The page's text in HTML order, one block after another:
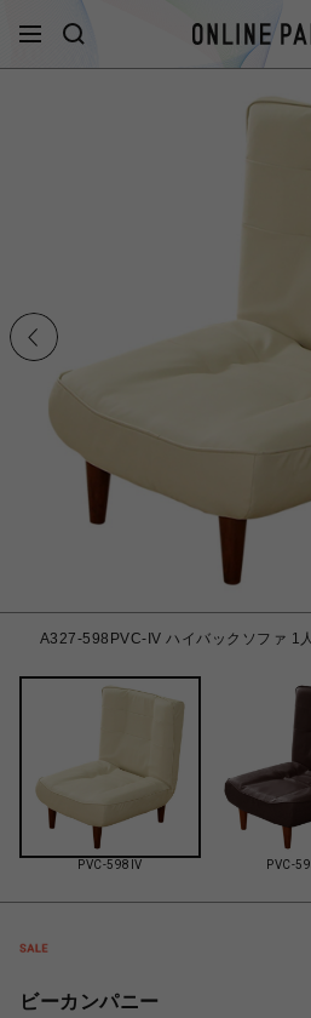
A327-598PVC-IV ハイバックソファ 1
PVC-598IV PVC-
ビーカンパニー